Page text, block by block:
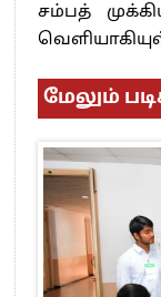
சம்பத்
மேலும்